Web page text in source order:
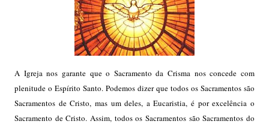
A Igreja nos garante que o Sacramento da Crisma nos concede com
plenitude o Espírito Santo. Podemos dizer que todos os Sacramentos são
Sacramentos de Cristo, mas um deles, a Eucaristia, é por excelência o
Sacramento de Cristo. Assim, todos os Sacramentos são Sacramentos do